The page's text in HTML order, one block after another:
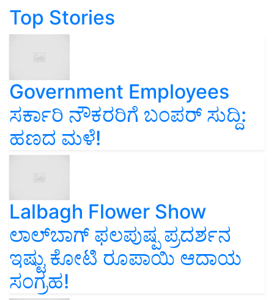
Top Stories
Government Employees
ಸರ್ಕಾರಿ ನೌಕರರಿಗೆ ಬಂಪರ್‌ ಸುದ್ದಿ:
ಹಣದ ಮಳೆ!
Lalbagh Flower Show
ಲಾಲ್‌ಬಾಗ್ ಫಲಪುಷ್ಪ ಪ್ರದರ್ಶನ
ಇಷ್ಟು ಕೋಟಿ ರೂಪಾಯಿ ಆದಾಯ
ಸಂಗ್ರಹ!